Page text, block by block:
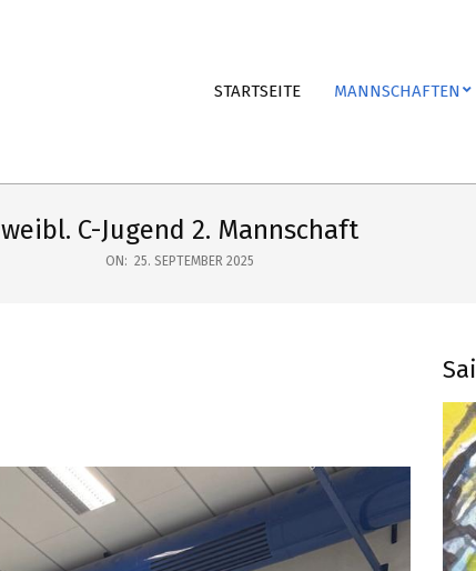
STARTSEITE MANNSCHAFTEN
weibl. C-Jugend 2. Mannschaft
ON: 25. SEPTEMBER 2025